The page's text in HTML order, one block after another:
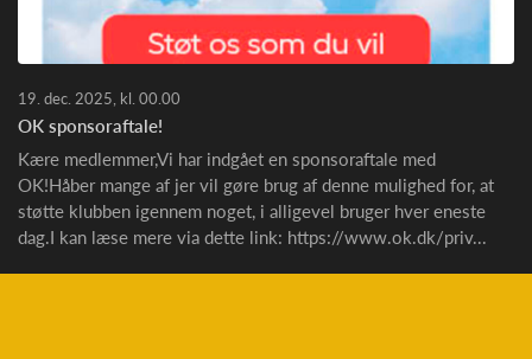
19. dec. 2025, kl. 00.00
OK sponsoraftale!
Kære medlemmer,Vi har indgået en sponsoraftale med
OK!Håber mange af jer vil gøre brug af denne mulighed for, at
støtte klubben igennem noget, i alligevel bruger hver eneste
dag.I kan læse mere via dette link: https://www.ok.dk/priv...